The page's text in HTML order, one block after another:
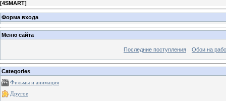
[4SMART]
Форма входа
Меню сайта
Последние поступления Обои на
Categories
Фильмы и анимация
Другое